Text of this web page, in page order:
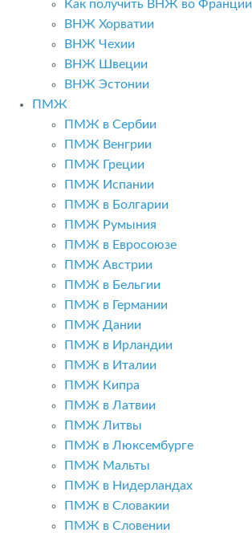
Как получить ВНЖ во Франции
ВНЖ Хорватии
ВНЖ Чехии
ВНЖ Швеции
ВНЖ Эстонии
ПМЖ
ПМЖ в Сербии
ПМЖ Венгрии
ПМЖ Греции
ПМЖ Испании
ПМЖ в Болгарии
ПМЖ Румыния
ПМЖ в Евросоюзе
ПМЖ Австрии
ПМЖ в Бельгии
ПМЖ в Германии
ПМЖ Дании
ПМЖ в Ирландии
ПМЖ в Италии
ПМЖ Кипра
ПМЖ в Латвии
ПМЖ Литвы
ПМЖ в Люксембурге
ПМЖ Мальты
ПМЖ в Нидерландах
ПМЖ в Словакии
ПМЖ в Словении